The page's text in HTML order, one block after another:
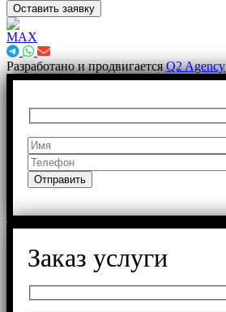
Оставить заявку
Разработано и продвигаетсяQ2 Agency
Заказ услуги